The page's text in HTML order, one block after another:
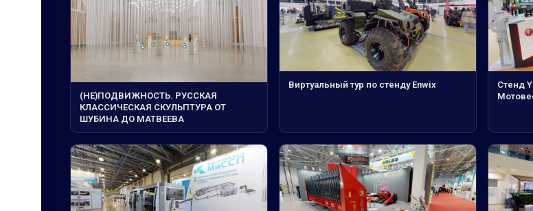
(НЕ)ПОДВИЖНОСТЬ. РУССКАЯ
КЛАССИЧЕСКАЯ СКУЛЬПТУРА ОТ
ШУБИНА ДО МАТВЕЕВА
Виртуальный тур по стенду Enwix
Стенд